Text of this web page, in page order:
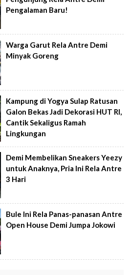
Pengalaman Baru!
Warga Garut Rela Antre Demi
Minyak Goreng
Kampung di Yogya Sulap Ratusan
Galon Bekas Jadi Dekorasi HUT RI,
Cantik Sekaligus Ramah
Lingkungan
Demi Membelikan Sneakers Yeezy
untuk Anaknya, Pria Ini Rela Antre
3 Hari
Bule Ini Rela Panas-panasan Antre
Open House Demi Jumpa Jokowi